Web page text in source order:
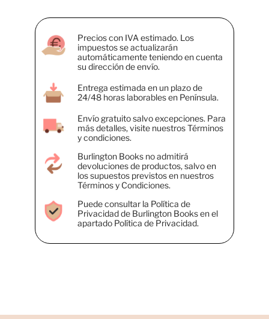
Precios con IVA estimado. Los
impuestos se actualizarán
automáticamente teniendo en cuenta
su dirección de envío.
Entrega estimada en un plazo de
24/48 horas laborables en Península.
Envío gratuito salvo excepciones. Para
más detalles, visite nuestros Términos
y condiciones.
Burlington Books no admitirá
devoluciones de productos, salvo en
los supuestos previstos en nuestros
Términos y Condiciones.
Puede consultar la Política de
Privacidad de Burlington Books en el
apartado Política de Privacidad.